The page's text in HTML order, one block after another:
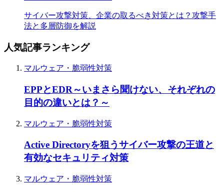
サイバー攻撃対策、企業の取るべき対策とは？攻撃手
法と多層防御を解説
人気記事ランキング
マルウェア・脆弱性対策
EPPとEDR～いまさら聞けない、それぞれの
目的の違いとは？～
マルウェア・脆弱性対策
Active Directoryを狙うサイバー攻撃の王道と
有効なセキュリティ対策
マルウェア・脆弱性対策